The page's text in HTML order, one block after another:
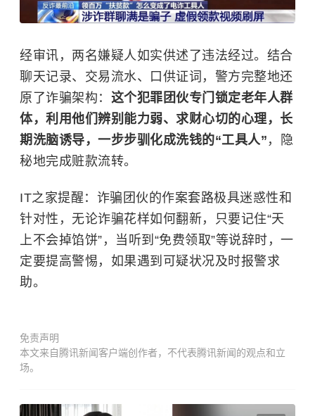
经审讯，两名嫌疑人如实供述了违法经过。结合
聊天记录、交易流水、口供证词，警方完整地还
原了诈骗架构： 这个犯罪团伙专门锁定老年人群
体，利用他们辨别能力弱、求财心切的心理，长
期洗脑诱导，一步步驯化成洗钱的“工具人” ，隐
秘地完成赃款流转。
IT之家提醒：诈骗团伙的作案套路极具迷惑性和
针对性，无论诈骗花样如何翻新，只要记住“天
上不会掉馅饼”，当听到“免费领取”等说辞时，一
定要提高警惕，如果遇到可疑状况及时报警求
助。
免责声明
本文来自腾讯新闻客户端创作者，不代表腾讯新闻的观点和立
场。